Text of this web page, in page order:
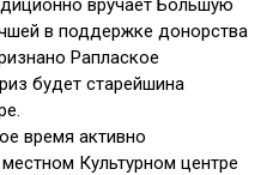
вручает Большую
в поддержке донорства
Раплаское
будет старейшина
время активно
Культурном центре